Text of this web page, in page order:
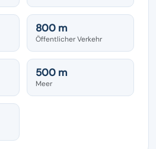
800 m
Öffentlicher Verkehr
500 m
Meer